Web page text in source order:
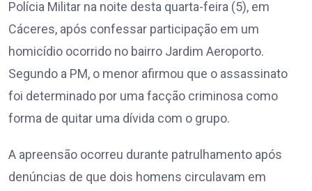
Polícia Militar na noite desta quarta-feira (5), em
Cáceres, após confessar participação em um
homicídio ocorrido no bairro Jardim Aeroporto.
Segundo a PM, o menor afirmou que o assassinato
foi determinado por uma facção criminosa como
forma de quitar uma dívida com o grupo.
A apreensão ocorreu durante patrulhamento após
denúncias de que dois homens circulavam em